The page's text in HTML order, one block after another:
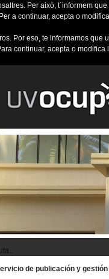
Per això, t´informem
a continuar, acepta o
Por eso, te informamos
continuar, acepta o
de publicación y